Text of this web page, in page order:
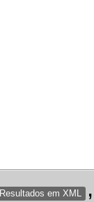
Resultados em XML ,